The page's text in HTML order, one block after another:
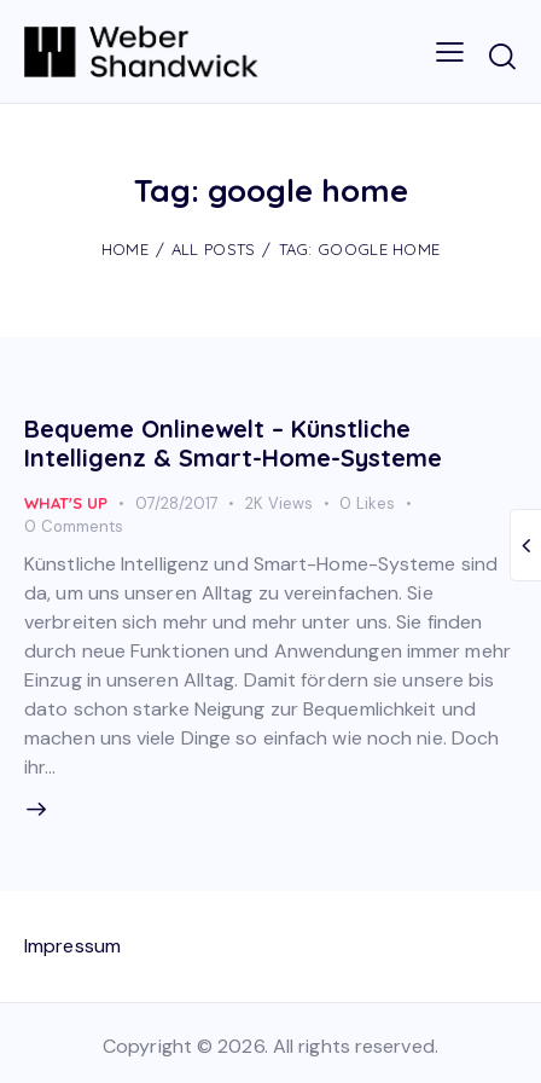
Tag: google home
HOME ALL POSTS TAG: GOOGLE HOME
Bequeme Onlinewelt – Künstliche
Intelligenz & Smart-Home-Systeme
WHAT'S UP 07/28/2017 2K Views 0 Likes
0 Comments
Künstliche Intelligenz und Smart-Home-Systeme sind
da, um uns unseren Alltag zu vereinfachen. Sie
verbreiten sich mehr und mehr unter uns. Sie finden
durch neue Funktionen und Anwendungen immer mehr
Einzug in unseren Alltag. Damit fördern sie unsere bis
dato schon starke Neigung zur Bequemlichkeit und
machen uns viele Dinge so einfach wie noch nie. Doch
ihr…
Impressum
Copyright © 2026. All rights reserved.